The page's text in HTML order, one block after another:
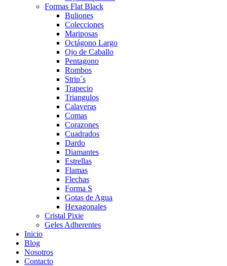
Formas Flat Black
Buliones
Colecciones
Mariposas
Octágono Largo
Ojo de Caballo
Pentagono
Rombos
Strip´s
Trapecio
Triangulos
Calaveras
Comas
Corazones
Cuadrados
Dardo
Diamantes
Estrellas
Flamas
Flechas
Forma S
Gotas de Agua
Hexagonales
Cristal Pixie
Geles Adherentes
Inicio
Blog
Nosotros
Contacto